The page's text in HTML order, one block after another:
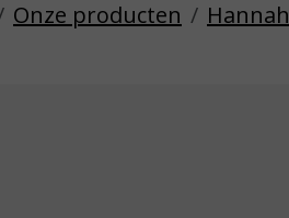
Onze producten Hannah